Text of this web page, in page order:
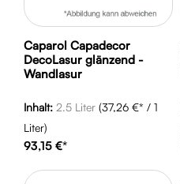
Caparol Capadecor
DecoLasur glänzend -
Wandlasur
Inhalt: 2.5 Liter (37,26 €* / 1
Liter)
93,15 €*